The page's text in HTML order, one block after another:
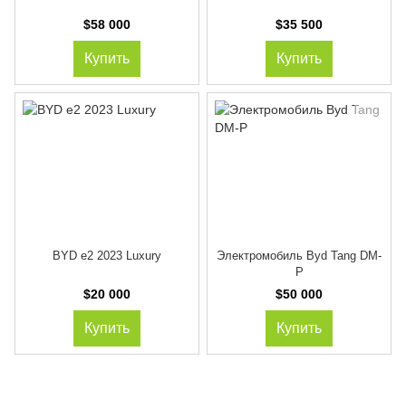
$58 000
Купить
$35 500
Купить
BYD e2 2023 Luxury
$20 000
Купить
Электромобиль Byd Tang DM-
P
$50 000
Купить